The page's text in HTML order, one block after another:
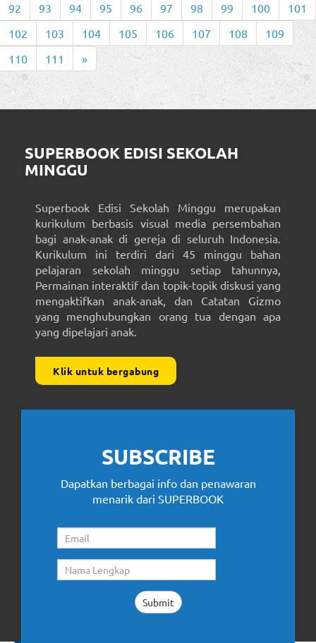
92
93 94 95 96 97 98 99 100
101
102
103 104 105 106 107 108
109
110
111 »
SUPERBOOK EDISI SEKOLAH
MINGGU
Superbook Edisi Sekolah Minggu merupakan
kurikulum berbasis visual media persembahan
bagi anak-anak di gereja di seluruh Indonesia.
Kurikulum ini terdiri dari 45 minggu bahan
pelajaran sekolah minggu setiap tahunnya,
Permainan interaktif dan topik-topik diskusi yang
mengaktifkan anak-anak, dan Catatan Gizmo
yang menghubungkan orang tua dengan apa
yang dipelajari anak.
Klik untuk bergabung
SUBSCRIBE
Dapatkan berbagai info dan penawaran
menarik dari SUPERBOOK